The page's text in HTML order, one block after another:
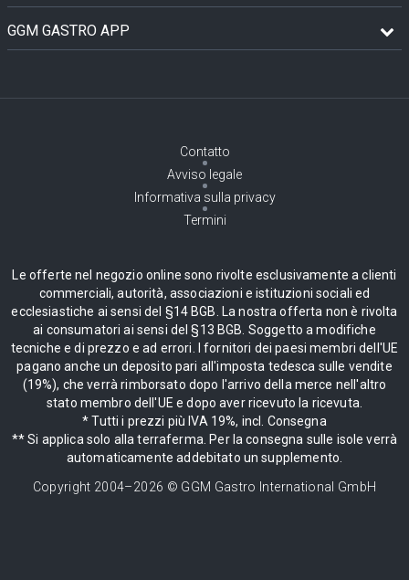
GGM GASTRO APP
Contatto
Avviso legale
Informativa sulla privacy
Termini
Le offerte nel negozio online sono rivolte esclusivamente a clienti
commerciali, autorità, associazioni e istituzioni sociali ed
ecclesiastiche ai sensi del §14 BGB. La nostra offerta non è rivolta
ai consumatori ai sensi del §13 BGB. Soggetto a modifiche
tecniche e di prezzo e ad errori. I fornitori dei paesi membri dell'UE
pagano anche un deposito pari all'imposta tedesca sulle vendite
(19%), che verrà rimborsato dopo l'arrivo della merce nell'altro
stato membro dell'UE e dopo aver ricevuto la ricevuta.
* Tutti i prezzi più IVA 19%, incl. Consegna
** Si applica solo alla terraferma. Per la consegna sulle isole verrà
automaticamente addebitato un supplemento.
Copyright 2004–2026 © GGM Gastro International GmbH